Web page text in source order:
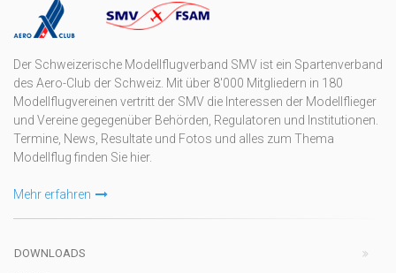
Der Schweizerische Modellflugverband SMV ist ein Spartenverband
des Aero-Club der Schweiz. Mit über 8'000 Mitgliedern in 180
Modellflugvereinen vertritt der SMV die Interessen der Modellflieger
und Vereine gegegenüber Behörden, Regulatoren und Institutionen.
Termine, News, Resultate und Fotos und alles zum Thema
Modellflug finden Sie hier.
Mehr erfahren
DOWNLOADS